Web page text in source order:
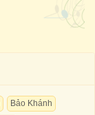
Bảo Khánh